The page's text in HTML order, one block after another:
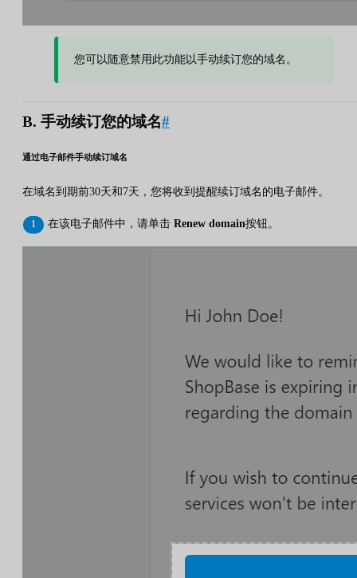
您可以随意禁用此功能以手动续订您的域名。
B. 手动续订您的域名#
通过电子邮件手动续订域名
在域名到期前30天和7天，您将收到提醒续订域名的电子邮件。
在该电子邮件中，请单击 Renew domain按钮。